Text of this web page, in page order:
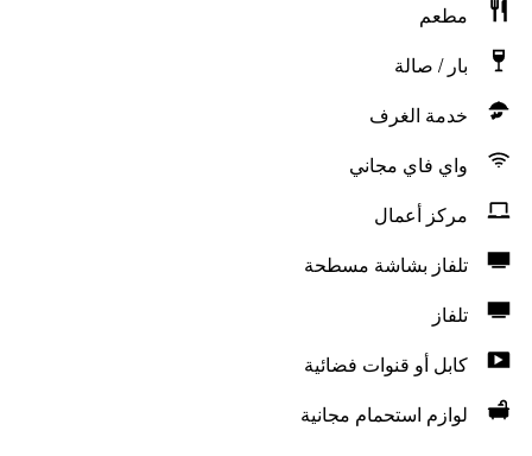
مطعم
بار / صالة
خدمة الغرف
واي فاي مجاني
مركز أعمال
تلفاز بشاشة مسطحة
تلفاز
كابل أو قنوات فضائية
لوازم استحمام مجانية